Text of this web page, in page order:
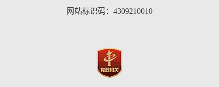
网站标识码：4309210010